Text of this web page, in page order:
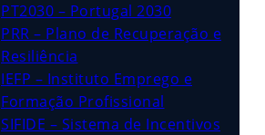
PT2030 – Portugal 2030
PRR – Plano de Recuperação e
Resiliência
IEFP – Instituto Emprego e
Formação Profissional
SIFIDE – Sistema de Incentivos